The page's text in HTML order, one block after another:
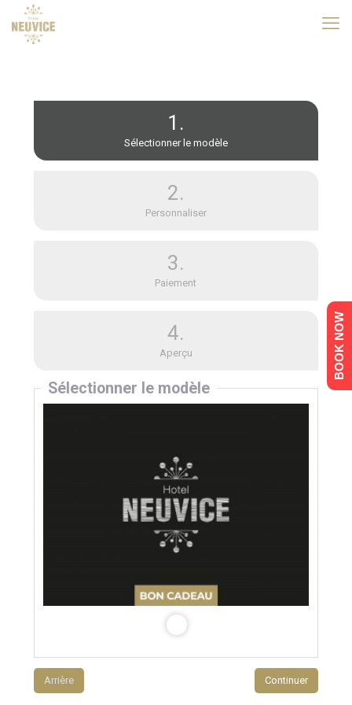
1.
Sélectionner le modèle
2.
Personnaliser
3.
Paiement
4.
Aperçu
Sélectionner le modèle
Arrière Continuer
BOOK NOW